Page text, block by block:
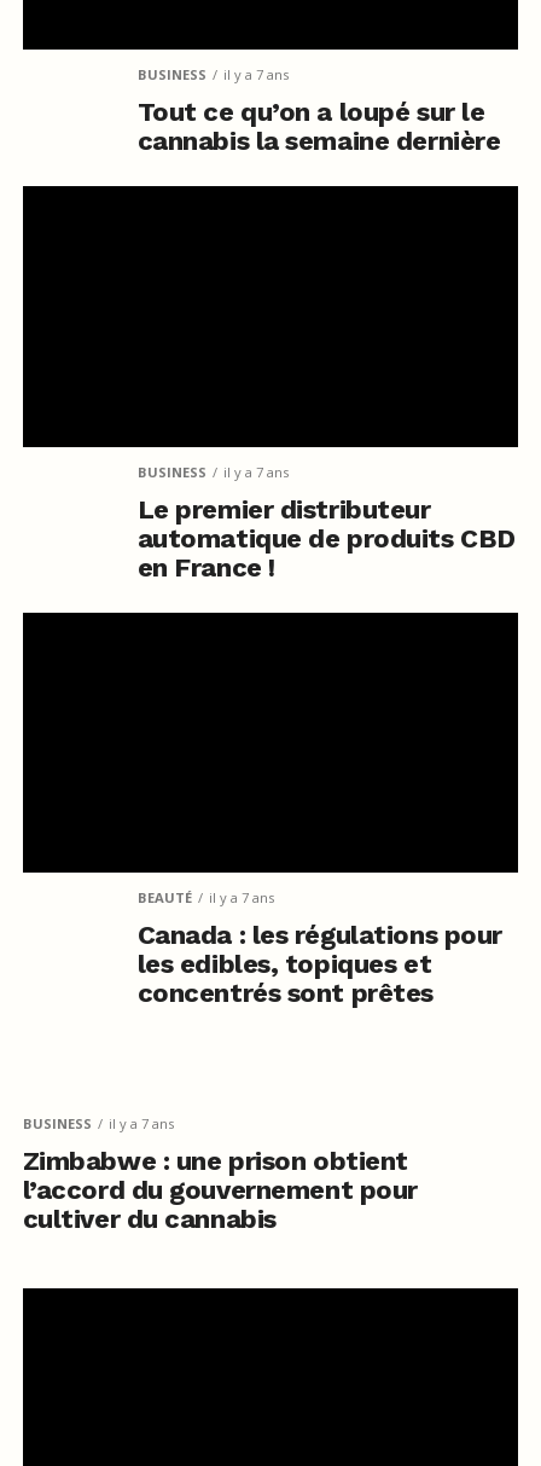
BUSINESS il y a 7 ans
Tout ce qu’on a loupé sur le
cannabis la semaine dernière
BUSINESS il y a 7 ans
Le premier distributeur
automatique de produits CBD
en France !
BEAUTÉ il y a 7 ans
Canada : les régulations pour
les edibles, topiques et
concentrés sont prêtes
BUSINESS il y a 7 ans
Zimbabwe : une prison obtient
l’accord du gouvernement pour
cultiver du cannabis